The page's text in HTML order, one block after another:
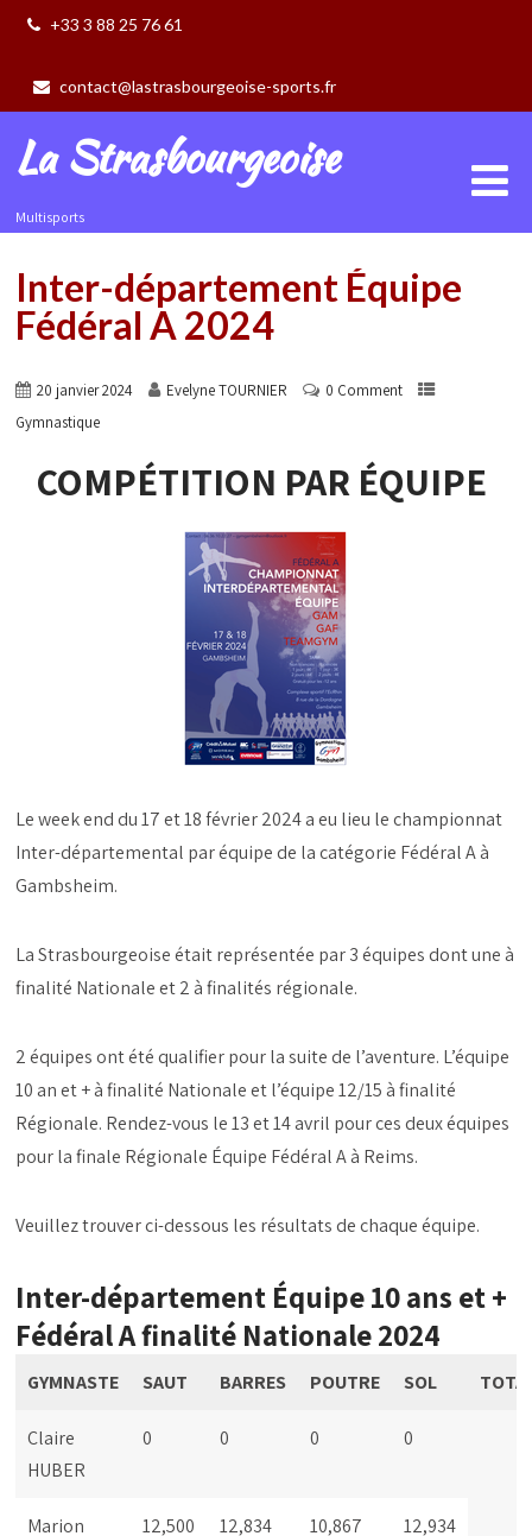
+33 3 88 25 76 61
contact@lastrasbourgeoise-sports.fr
La Strasbourgeoise
Multisports
Inter-département Équipe
Fédéral A 2024
20 janvier 2024 Evelyne TOURNIER
0 Comment
Gymnastique
COMPÉTITION PAR ÉQUIPE
Le week end du 17 et 18 février 2024 a eu lieu le championnat
Inter-départemental par équipe de la catégorie Fédéral A à
Gambsheim.
La Strasbourgeoise était représentée par 3 équipes dont une à
finalité Nationale et 2 à finalités régionale.
2 équipes ont été qualifier pour la suite de l’aventure. L’équipe
10 an et + à finalité Nationale et l’équipe 12/15 à finalité
Régionale. Rendez-vous le 13 et 14 avril pour ces deux équipes
pour la finale Régionale Équipe Fédéral A à Reims.
Veuillez trouver ci-dessous les résultats de chaque équipe.
Inter-département Équipe 10 ans et +
Fédéral A finalité Nationale 2024
GYMNASTE SAUT BARRES POUTRE SOL
Claire
HUBER
0 0 0 0
Marion
12,500 12,834 10,867 12,934